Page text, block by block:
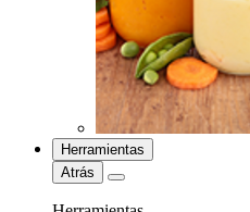
Herramientas
Atrás